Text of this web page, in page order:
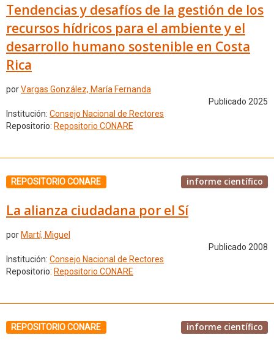
Tendencias y desafíos de la gestión de los
recursos hídricos para el ambiente y el
desarrollo humano sostenible en Costa
Rica
porVargas González, María Fernanda
Publicado 2025
Institución: Consejo Nacional de Rectores
Repositorio: Repositorio CONARE
REPOSITORIO CONARE informe científico
La alianza ciudadana por el Sí
por Martí, Miguel
Publicado 2008
Institución: Consejo Nacional de Rectores
Repositorio: Repositorio CONARE
REPOSITORIO CONARE informe científico